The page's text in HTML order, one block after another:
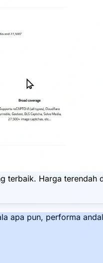
Harga
apa pun, performa